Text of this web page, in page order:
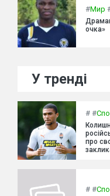
#Мир
очка»
У тренді
# #
про
# #